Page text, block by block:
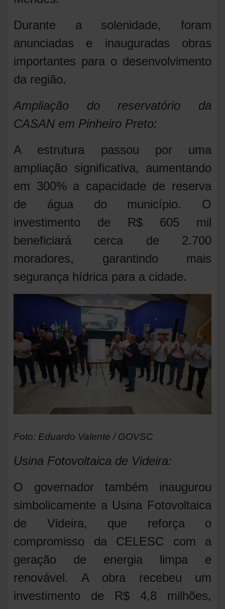
Durante a solenidade, foram
anunciadas e inauguradas obras
importantes para o desenvolvimento
da região.
Ampliação do reservatório da
CASAN em Pinheiro Preto:
A estrutura passou por uma
ampliação significativa, aumentando
em 300% a capacidade de reserva
de água do município. O
investimento de R$ 605 mil
beneficiará cerca de 2.700
moradores, garantindo mais
segurança hídrica para a cidade.
Foto: Eduardo Valente / GOVSC
Usina Fotovoltaica de Videira:
O governador também inaugurou
simbolicamente a Usina Fotovoltaica
de Videira, que reforça o
compromisso da CELESC com a
geração de energia limpa e
renovável. A obra recebeu um
investimento de R$ 4,8 milhões,